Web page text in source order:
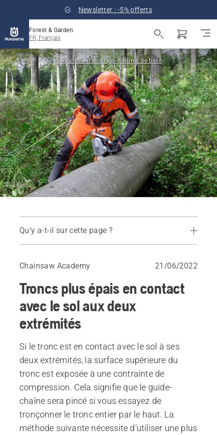
Newsletter : -5% offerts
Forest & Garden
FR, Français
Opérations d’abattage d’arbres de base
Qu'y a-t-il sur cette page ?
Chainsaw Academy 21/06/2022
Troncs plus épais en contact
avec le sol aux deux
extrémités
Si le tronc est en contact avec le sol à ses
deux extrémités, la surface supérieure du
tronc est exposée à une contrainte de
compression. Cela signifie que le guide-
chaîne sera pincé si vous essayez de
tronçonner le tronc entier par le haut. La
méthode suivante nécessite d’utiliser une plus